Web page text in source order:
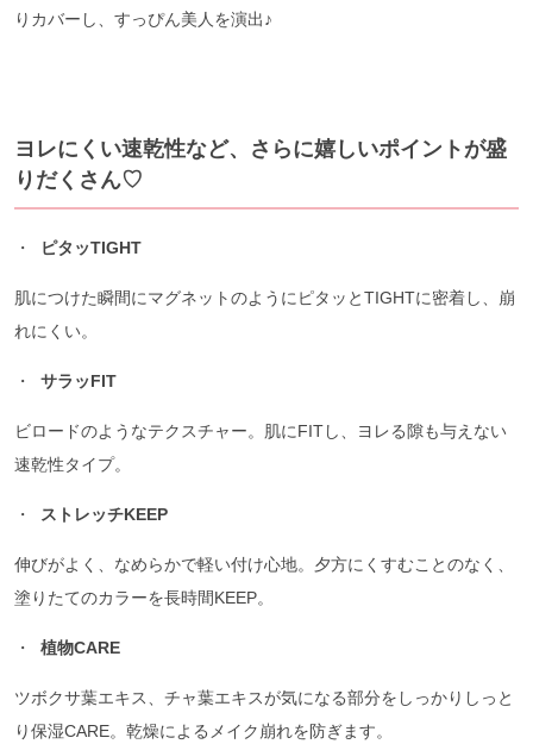
りカバーし、すっぴん美人を演出♪
ヨレにくい速乾性など、さらに嬉しいポイントが盛
りだくさん♡
・ ピタッTIGHT
肌につけた瞬間にマグネットのようにピタッとTIGHTに密着し、崩
れにくい。
・ サラッFIT
ビロードのようなテクスチャー。肌にFITし、ヨレる隙も与えない
速乾性タイプ。
・ ストレッチKEEP
伸びがよく、なめらかで軽い付け心地。夕方にくすむことのなく、
塗りたてのカラーを長時間KEEP。
・ 植物CARE
ツボクサ葉エキス、チャ葉エキスが気になる部分をしっかりしっと
り保湿CARE。乾燥によるメイク崩れを防ぎます。